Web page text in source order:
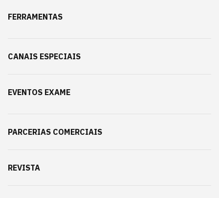
FERRAMENTAS
CANAIS ESPECIAIS
EVENTOS EXAME
PARCERIAS COMERCIAIS
REVISTA